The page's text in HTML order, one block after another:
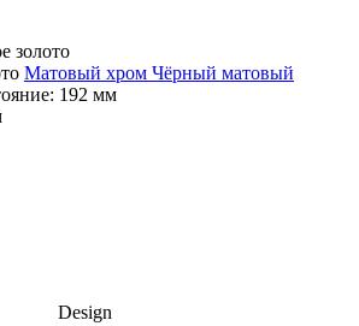
золото
Матовый хром Чёрный матовый
192 мм
Design